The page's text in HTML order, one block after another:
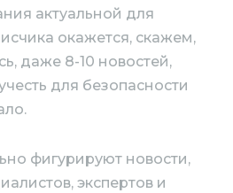
актуальной для
окажется, скажем,
даже 8-10 новостей,
для безопасности
фигурируют новости,
экспертов и